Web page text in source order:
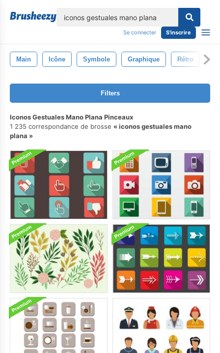
Se connecter S'inscrire
Main Icône Symbole Graphique Rétro
Filters
Iconos Gestuales Mano Plana Pinceaux
1 235 correspondance de brosse
iconos gestuales mano
plana